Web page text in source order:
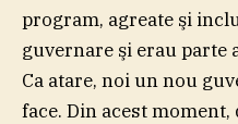
program, agreate şi
guvernare şi erau parte
Ca atare, noi un nou
face. Din acest